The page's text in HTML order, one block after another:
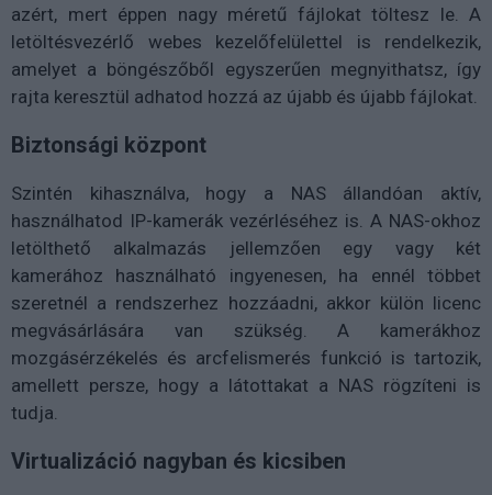
azért, mert éppen nagy méretű fájlokat töltesz le. A
letöltésvezérlő webes kezelőfelülettel is rendelkezik,
amelyet a böngészőből egyszerűen megnyithatsz, így
rajta keresztül adhatod hozzá az újabb és újabb fájlokat.
Biztonsági központ
Szintén kihasználva, hogy a NAS állandóan aktív,
használhatod IP-kamerák vezérléséhez is. A NAS-okhoz
letölthető alkalmazás jellemzően egy vagy két
kamerához használható ingyenesen, ha ennél többet
szeretnél a rendszerhez hozzáadni, akkor külön licenc
megvásárlására van szükség. A kamerákhoz
mozgásérzékelés és arcfelismerés funkció is tartozik,
amellett persze, hogy a látottakat a NAS rögzíteni is
tudja.
Virtualizáció nagyban és kicsiben